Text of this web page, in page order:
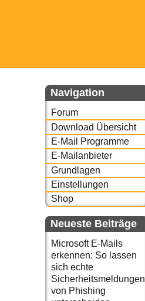
Navigation
Forum
Download Übersicht
E-Mail Programme
E-Mailanbieter
Grundlagen
Einstellungen
Shop
Neueste Beiträge
Microsoft E-Mails
erkennen: So lassen
sich echte
Sicherheitsmeldungen
von Phishing
oder auch